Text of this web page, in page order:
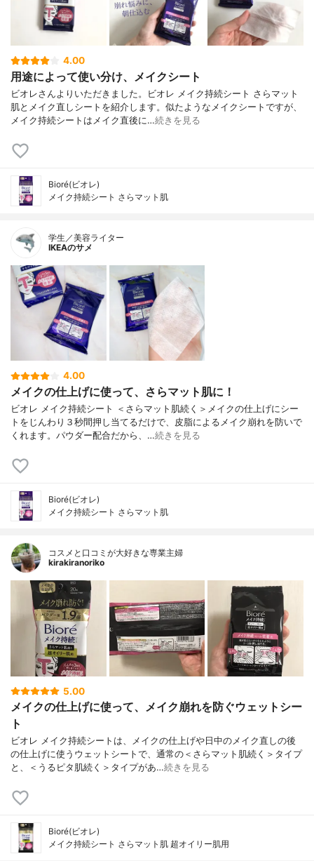
4.00
用途によって使い分け、メイクシート
ビオレさんよりいただきました。ビオレ メイク持続シート さらマット
肌とメイク直しシートを紹介します。似たようなメイクシートですが、
メイク持続シートはメイク直後に…続きを見る
Bioré(ビオレ)
メイク持続シート さらマット肌
学生／美容ライター
IKEAのサメ
4.00
メイクの仕上げに使って、さらマット肌に！
ビオレ メイク持続シート ＜さらマット肌続く＞メイクの仕上げにシー
トをじんわり３秒間押し当てるだけで、皮脂によるメイク崩れを防いで
くれます。パウダー配合だから、…続きを見る
Bioré(ビオレ)
メイク持続シート さらマット肌
コスメと口コミが大好きな専業主婦
kirakiranoriko
5.00
メイクの仕上げに使って、メイク崩れを防ぐウェットシー
ト
ビオレ メイク持続シートは、メイクの仕上げや日中のメイク直しの後
の仕上げに使うウェットシートで、通常の＜さらマット肌続く＞タイプ
と、＜うるピタ肌続く＞タイプがあ…続きを見る
Bioré(ビオレ)
メイク持続シート さらマット肌 超オイリー肌用